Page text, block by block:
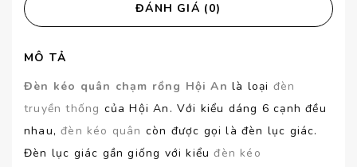
ĐÁNH GIÁ (0)
MÔ TẢ
Đèn kéo quân chạm rồng Hội An là loại đèn
truyền thống của Hội An. Với kiểu dáng 6 cạnh đều
nhau,đèn kéo quân còn được gọi là đèn lục giác.
Đèn lục giác gần giống với kiểuđèn kéo